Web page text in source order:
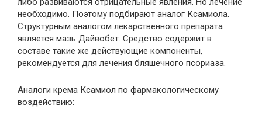
необходимо. Поэтому подбирают аналог Ксамиола.
Структурным аналогом лекарственного препарата
является мазь Дайвобет. Средство содержит в
составе такие же действующие компоненты,
рекомендуется для лечения бляшечного псориаза.
Аналоги крема Ксамиол по фармакологическому
воздействию: